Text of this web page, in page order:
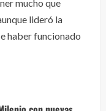
mucho que
lideró la
haber funcionado